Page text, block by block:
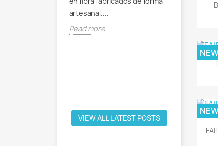
artesanal....
Read more
Variant
Read
VIEW ALL LATEST POSTS
NEW
NEW